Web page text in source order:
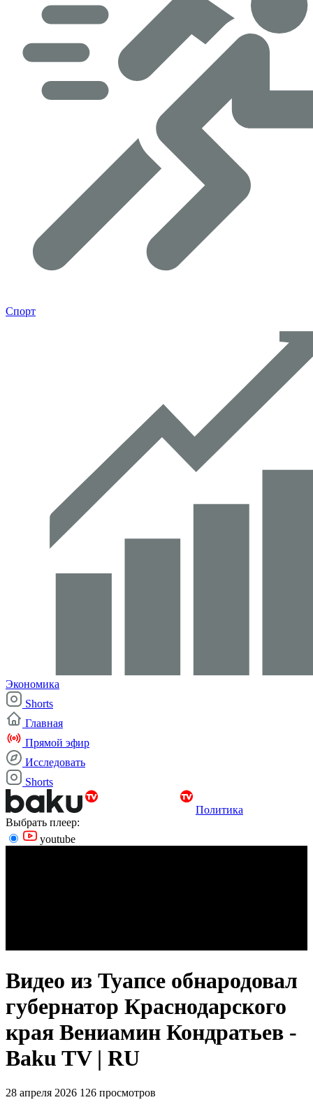
Спорт
Экономика
Shorts
Главная
Прямой эфир
Исследовать
Shorts
Политика
Выбрать плеер:
youtube
Видео из Туапсе обнародовал
губернатор Краснодарского
края Вениамин Кондратьев -
Baku TV | RU
28 апреля 2026 126 просмотров